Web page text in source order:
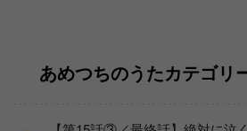
あめつちのうたカテゴリ